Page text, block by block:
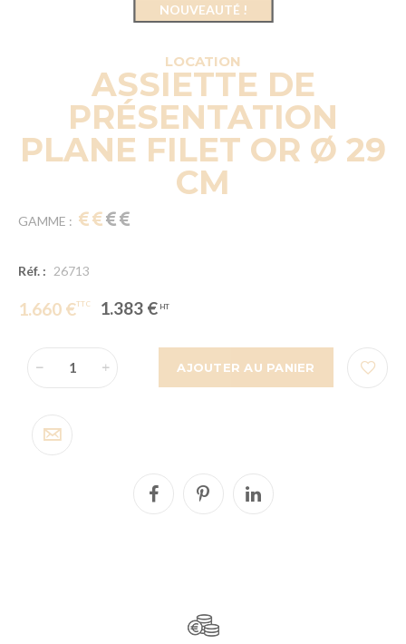
LOCATION
ASSIETTE DE
PRÉSENTATION
PLANE FILET OR Ø 29
CM
GAMME :
Réf. : 26713
1.660 € 1.383 €
AJOUTER AU PANIER
NOUVEAUTÉ !